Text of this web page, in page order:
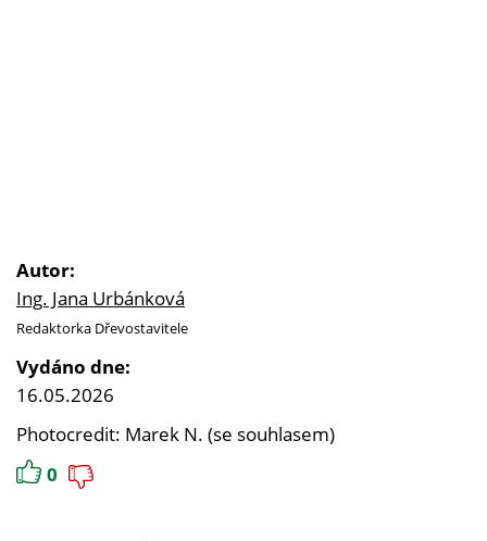
Autor:
Ing. Jana Urbánková
Redaktorka Dřevostavitele
Vydáno dne:
16.05.2026
Photocredit: Marek N. (se souhlasem)
0